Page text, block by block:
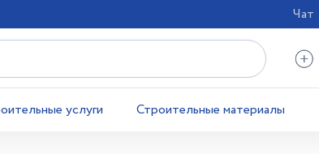
Чат
услуги Строительные материалы